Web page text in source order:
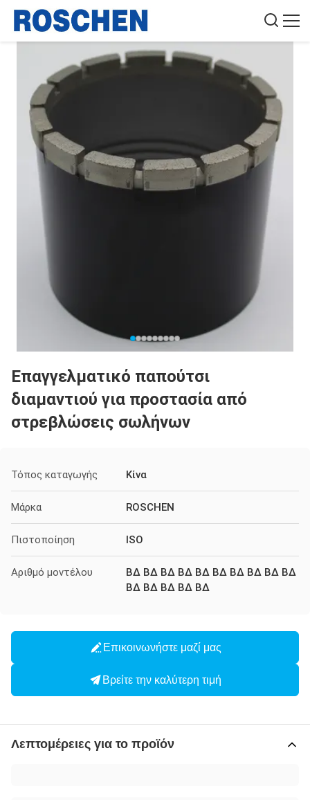
Επαγγελματικό παπούτσι
διαμαντιού για προστασία από
στρεβλώσεις σωλήνων
Τόπος καταγωγής Κίνα
Μάρκα ROSCHEN
Πιστοποίηση ISO
Αριθμό μοντέλου
ΒΔ ΒΔ ΒΔ ΒΔ ΒΔ ΒΔ ΒΔ ΒΔ ΒΔ ΒΔ
ΒΔ ΒΔ ΒΔ ΒΔ ΒΔ
Επικοινωνήστε μαζί μας
Βρείτε την καλύτερη τιμή
Λεπτομέρειες για το προϊόν